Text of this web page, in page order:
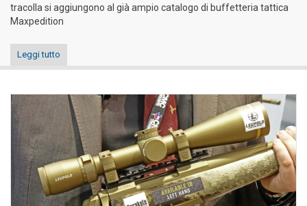
tracolla si aggiungono al già ampio catalogo di buffetteria tattica
Maxpedition
Leggi tutto